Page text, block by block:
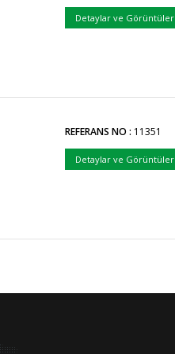
Detaylar ve Görüntüler
REFERANS NO : 11351
Detaylar ve Görüntüler